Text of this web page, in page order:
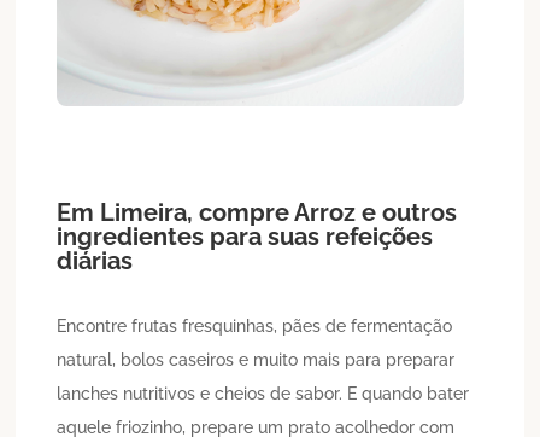
Em Limeira, compreArroz e outros
ingredientes para suas refeições
diárias
Encontre frutas fresquinhas, pães de fermentação
natural, bolos caseiros e muito mais para preparar
lanches nutritivos e cheios de sabor. E quando bater
aquele friozinho, prepare um prato acolhedor com